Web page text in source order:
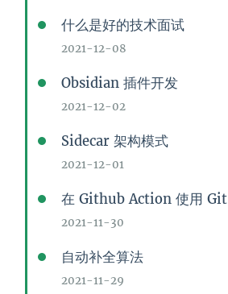
什么是好的技术面试
2021-12-08
Obsidian 插件开发
2021-12-02
Sidecar 架构模式
2021-12-01
在 Github Action 使用 Git
2021-11-30
自动补全算法
2021-11-29